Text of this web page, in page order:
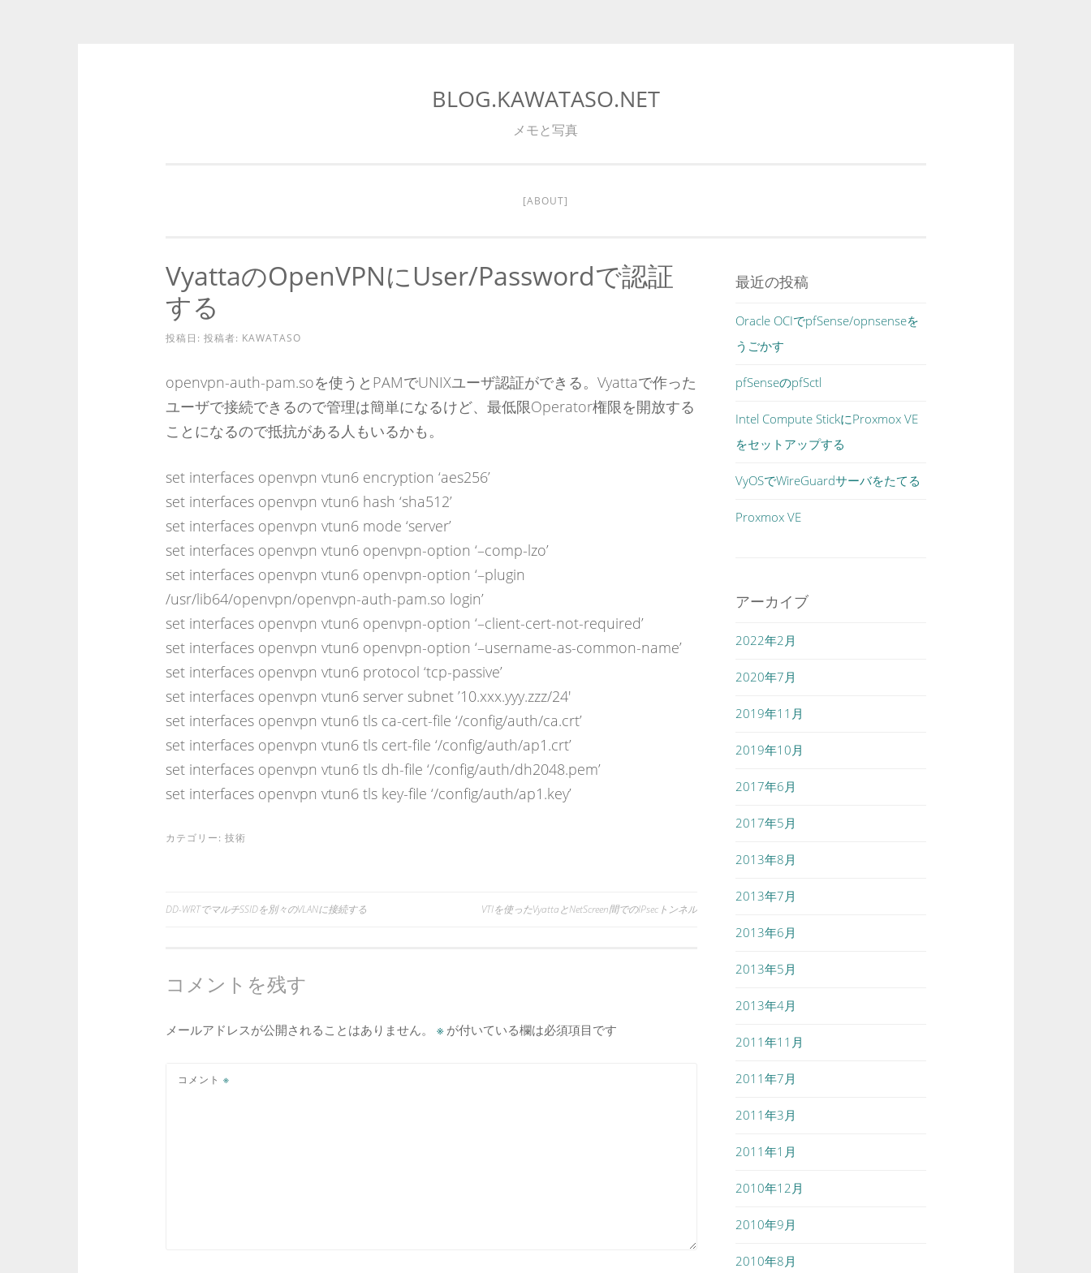
ッ
BLOG.KAWATASO.NET
メモと写真
[ABOUT]
VyattaのOpenVPNにuser/passwordで認証
する
投稿日: 投稿者: KAWATASO
openvpn-auth-pam.soを使うとPAMでUNIXユーザ認証ができる。Vyattaで作った
ユーザで接続できるので管理は簡単になるけど、最低限Operator権限を開放する
ことになるので抵抗がある人もいるかも。
set interfaces openvpn vtun6 encryption ‘aes256’
set interfaces openvpn vtun6 hash ‘sha512’
set interfaces openvpn vtun6 mode ‘server’
set interfaces openvpn vtun6 openvpn-option ‘–comp-lzo’
set interfaces openvpn vtun6 openvpn-option ‘–plugin
/usr/lib64/openvpn/openvpn-auth-pam.so login’
set interfaces openvpn vtun6 openvpn-option ‘–client-cert-not-required’
set interfaces openvpn vtun6 openvpn-option ‘–username-as-common-name’
set interfaces openvpn vtun6 protocol ‘tcp-passive’
set interfaces openvpn vtun6 server subnet ’10.xxx.yyy.zzz/24′
set interfaces openvpn vtun6 tls ca-cert-file ‘/config/auth/ca.crt’
set interfaces openvpn vtun6 tls cert-file ‘/config/auth/ap1.crt’
set interfaces openvpn vtun6 tls dh-file ‘/config/auth/dh2048.pem’
set interfaces openvpn vtun6 tls key-file ‘/config/auth/ap1.key’
カテゴリー: 技術
投
ナ
ビ
ー
DD-WRTでマルチSSIDを別々のVLANに接続する VTIを使ったVyattaとNetScreen間でのIPsecトンネル
コメントを残す
メールアドレスが公開されることはありません。 ※が付いている欄は必須項目です
コメント ※
最近の投稿
Oracle OCIでpfSense/opnsenseを
うごかす
pfSenseのpfSctl
Intel Compute StickにProxmox VE
をセットアップする
VyOSでWireGuardサーバをたてる
Proxmox VE
アーカイブ
2022年2月
2020年7月
2019年11月
2019年10月
2017年6月
2017年5月
2013年8月
2013年7月
2013年6月
2013年5月
2013年4月
2011年11月
2011年7月
2011年3月
2011年1月
2010年12月
2010年9月
2010年8月